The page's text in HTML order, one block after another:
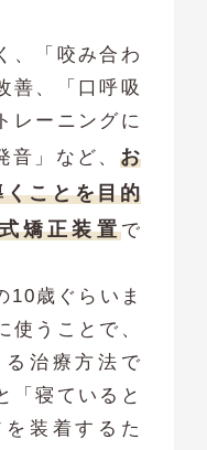
、「咬み合わ
善、「口呼吸
レーニングに
音」など、 お
ことを目的
矯正装置で
10歳ぐらいま
使うことで、
治療方法で
「寝ていると
装着するた